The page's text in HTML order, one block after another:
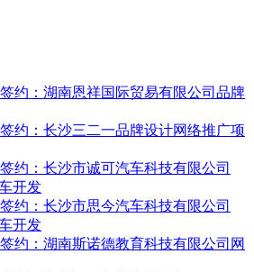
签约：湖南恩祥国际贸易有限公司品牌
签约：长沙三二一品牌设计网络推广项
签约：长沙市诚可汽车科技有限公司
开发
签约：长沙市思今汽车科技有限公司
开发
签约：湖南斯诺德教育科技有限公司网